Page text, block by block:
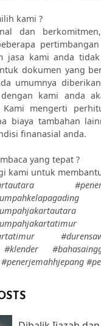
kami ?
dan
jasa kami anda
dokumen yang
umumnya
kami anda
mengerti
biaya tambahan
finanasial anda.
yang tepat ?
kami untuk
#klender
#penerjemahhjepang